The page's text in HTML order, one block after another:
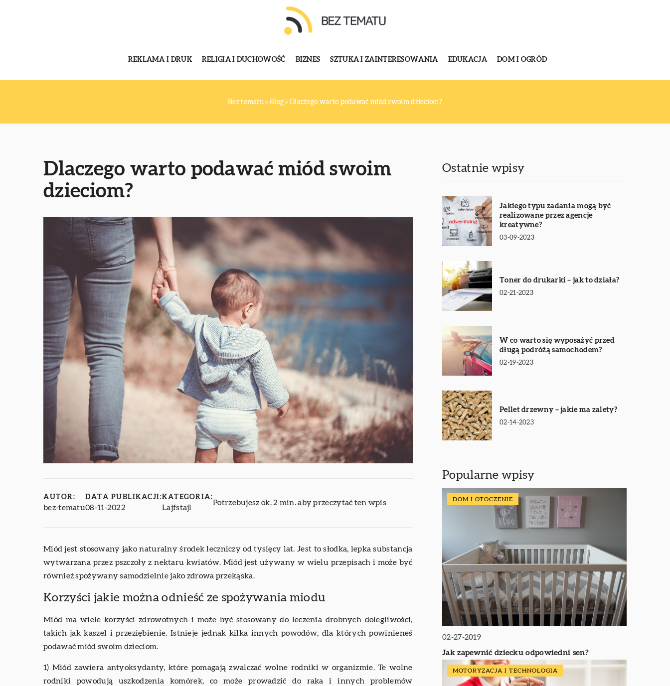
REKLAMA I DRUK RELIGIA I DUCHOWOŚĆ BIZNES SZTUKA I ZAINTERESOWANIA EDUKACJA DOM I OGRÓD
Bez tematu » Blog »Dlaczego warto podawać miód swoim dzieciom?
Dlaczego warto podawać miód swoim
dzieciom?
AUTOR:
bez-tematu
DATA PUBLIKACJI:
08-11-2022
KATEGORIA:
Lajfstajl
Potrzebujesz ok. 2 min. aby przeczytać ten wpis
Miód jest stosowany jako naturalny środek leczniczy od tysięcy lat. Jest to słodka, lepka substancja
wytwarzana przez pszczoły z nektaru kwiatów. Miód jest używany w wielu przepisach i może być
również spożywany samodzielnie jako zdrowa przekąska.
Korzyści jakie można odnieść ze spożywania miodu
Miód ma wiele korzyści zdrowotnych i może być stosowany do leczenia drobnych dolegliwości,
takich jak kaszel i przeziębienie. Istnieje jednak kilka innych powodów, dla których powinieneś
podawać miód swoim dzieciom.
1) Miód zawiera antyoksydanty, które pomagają zwalczać wolne rodniki w organizmie. Te wolne
rodniki powodują uszkodzenia komórek, co może prowadzić do raka i innych problemów
Ostatnie wpisy
Jakiego typu zadania mogą być
realizowane przez agencje
kreatywne?
03-09-2023
Toner do drukarki – jak to działa?
02-21-2023
W co warto się wyposażyć przed
długą podróżą samochodem?
02-19-2023
Pellet drzewny – jakie ma zalety?
02-14-2023
Popularne wpisy
DOM I OTOCZENIE
02-27-2019
Jak zapewnić dziecku odpowiedni sen?
MOTORYZACJA I TECHNOLOGIA